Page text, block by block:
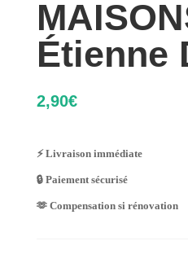
Étienne
2,90€
⚡ Livraison immédiate
🔒 Paiement sécurisé
🫶 Compensation si rénovation